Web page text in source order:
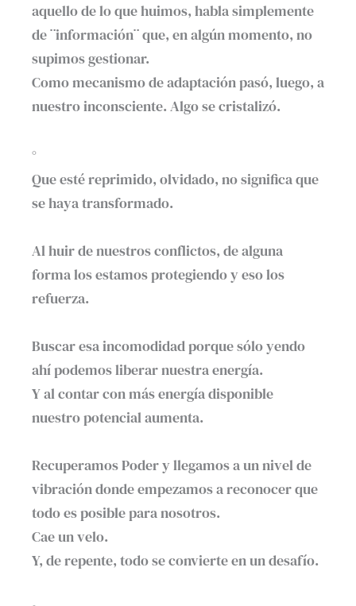
aquello de lo que huimos, habla simplemente
de ¨información¨ que, en algún momento, no
supimos gestionar. ⁣
Como mecanismo de adaptación pasó, luego, a
nuestro inconsciente. Algo se cristalizó.⁣
⁣°
Que esté reprimido, olvidado, no significa que
se haya transformado.⁣
Al huir de nuestros conflictos, de alguna
forma los estamos protegiendo y eso los
refuerza.⁣
Buscar esa incomodidad porque sólo yendo
ahí podemos liberar nuestra energía. ⁣
Y al contar con más energía disponible
nuestro potencial aumenta.⁣
Recuperamos Poder y llegamos a un nivel de
vibración donde empezamos a reconocer que
todo es posible para nosotros. ⁣
Cae un velo.⁣
Y, de repente, todo se convierte en un desafío. ⁣